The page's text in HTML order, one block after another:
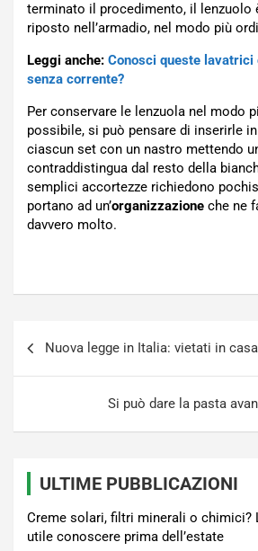
terminato il procedimento, il lenzuolo
riposto nell’armadio, nel modo più
Leggi anche: Conosci queste lavatrici
senza corrente?
Per conservare le lenzuola nel modo
possibile, si può pensare di inserirle
ciascun set con un nastro mettendo
contraddistingua dal resto della
semplici accortezze richiedono
portano ad un’organizzazione che ne
davvero molto.
Nuova legge in Italia: vietati in
Si può dare la pasta
ULTIME PUBBLICAZIONI
Creme solari, filtri minerali o chimici?
utile conoscere prima dell’estate